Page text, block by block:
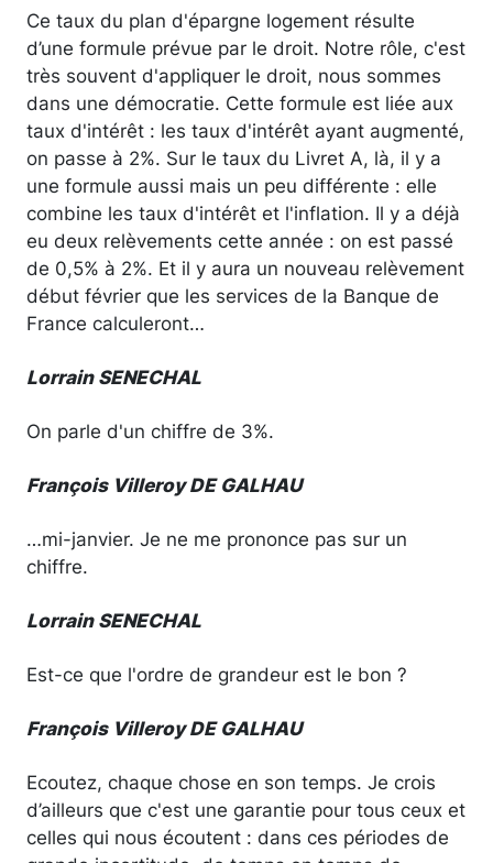
Ce taux du plan d'épargne logement résulte
d’une formule prévue par le droit. Notre rôle, c'est
très souvent d'appliquer le droit, nous sommes
dans une démocratie. Cette formule est liée aux
taux d'intérêt : les taux d'intérêt ayant augmenté,
on passe à 2%. Sur le taux du Livret A, là, il y a
une formule aussi mais un peu différente : elle
combine les taux d'intérêt et l'inflation. Il y a déjà
eu deux relèvements cette année : on est passé
de 0,5% à 2%. Et il y aura un nouveau relèvement
début février que les services de la Banque de
France calculeront…
Lorrain SENECHAL
On parle d'un chiffre de 3%.
François Villeroy DE GALHAU
…mi-janvier. Je ne me prononce pas sur un
chiffre.
Lorrain SENECHAL
Est-ce que l'ordre de grandeur est le bon ?
François Villeroy DE GALHAU
Ecoutez, chaque chose en son temps. Je crois
d’ailleurs que c'est une garantie pour tous ceux et
celles qui nous écoutent : dans ces périodes de